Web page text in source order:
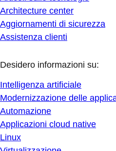
Architecture center
Aggiornamenti di sicurezza
Assistenza clienti
Desidero informazioni su:
Intelligenza artificiale
Modernizzazione delle
Automazione
Applicazioni cloud native
Linux